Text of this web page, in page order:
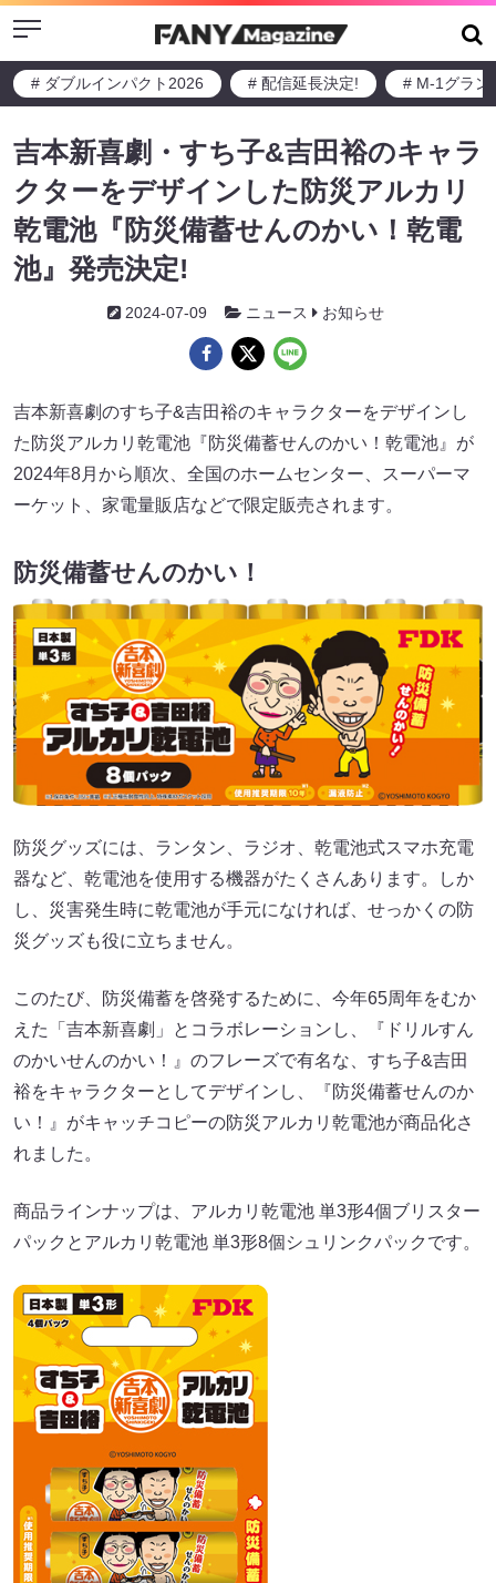
Menu
# ダブルインパクト2026 # 配信延長決定! # M-1グラン
吉本新喜劇・すち子&吉田裕のキャラ
クターをデザインした防災アルカリ
乾電池『防災備蓄せんのかい！乾電
池』発売決定!
2024-07-09 ニュース お知らせ
吉本新喜劇のすち子&吉田裕のキャラクターをデザインし
た防災アルカリ乾電池『防災備蓄せんのかい！乾電池』が
2024年8月から順次、全国のホームセンター、スーパーマ
ーケット、家電量販店などで限定販売されます。
防災備蓄せんのかい！
防災グッズには、ランタン、ラジオ、乾電池式スマホ充電
器など、乾電池を使用する機器がたくさんあります。しか
し、災害発生時に乾電池が手元になければ、せっかくの防
災グッズも役に立ちません。
このたび、防災備蓄を啓発するために、今年65周年をむか
えた「吉本新喜劇」とコラボレーションし、『ドリルすん
のかいせんのかい！』のフレーズで有名な、すち子&吉田
裕をキャラクターとしてデザインし、『防災備蓄せんのか
い！』がキャッチコピーの防災アルカリ乾電池が商品化さ
れました。
商品ラインナップは、アルカリ乾電池 単3形4個ブリスター
パックとアルカリ乾電池 単3形8個シュリンクパックです。